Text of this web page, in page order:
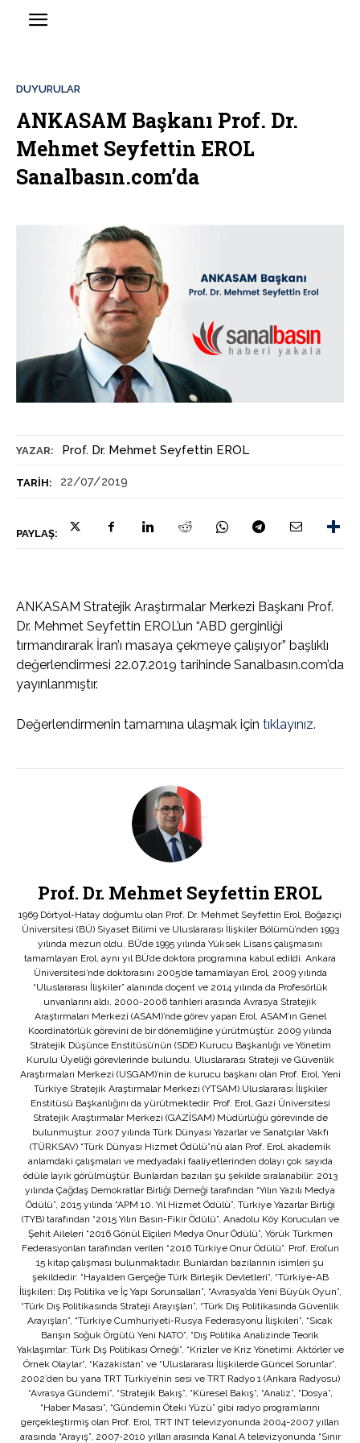
YAZAR: Prof. Dr. Mehmet Seyfettin EROL
TARIH: 22/07/2019
PAYLAŞ:
DUYURULAR
ANKASAM Başkanı Prof. Dr.
Mehmet Seyfettin EROL
Sanalbasın.com’da
ANKASAM Stratejik Araştırmalar Merkezi Başkanı Prof.
Dr. Mehmet Seyfettin EROL’un “ABD gerginliği
tırmandırarak İran’ı masaya çekmeye çalışıyor” başlıklı
değerlendirmesi 22.07.2019 tarihinde Sanalbasın.com’da
yayınlanmıştır.
Değerlendirmenin tamamına ulaşmak için tıklayınız.
Prof. Dr. Mehmet Seyfettin EROL
1969 Dörtyol-Hatay doğumlu olan Prof. Dr. Mehmet Seyfettin Erol, Boğaziçi
Üniversitesi (BÜ) Siyaset Bilimi ve Uluslararası İlişkiler Bölümü’nden 1993
yılında mezun oldu. BÜ’de 1995 yılında Yüksek Lisans çalışmasını
tamamlayan Erol, aynı yıl BÜ’de doktora programına kabul edildi. Ankara
Üniversitesi’nde doktorasını 2005’de tamamlayan Erol, 2009 yılında
“Uluslararası İlişkiler” alanında doçent ve 2014 yılında da Profesörlük
unvanlarını aldı. 2000-2006 tarihleri arasında Avrasya Stratejik
Araştırmaları Merkezi (ASAM)’nde görev yapan Erol, ASAM’ın Genel
Koordinatörlük görevini de bir dönemliğine yürütmüştür. 2009 yılında
Stratejik Düşünce Enstitüsü’nün (SDE) Kurucu Başkanlığı ve Yönetim
Kurulu Üyeliği görevlerinde bulundu. Uluslararası Strateji ve Güvenlik
Araştırmaları Merkezi (USGAM)’nin de kurucu başkanı olan Prof. Erol, Yeni
Türkiye Stratejik Araştırmalar Merkezi (YTSAM) Uluslararası İlişkiler
Enstitüsü Başkanlığını da yürütmektedir. Prof. Erol, Gazi Üniversitesi
Stratejik Araştırmalar Merkezi (GAZİSAM) Müdürlüğü görevinde de
bulunmuştur. 2007 yılında Türk Dünyası Yazarlar ve Sanatçılar Vakfı
(TÜRKSAV) “Türk Dünyası Hizmet Ödülü”nü alan Prof. Erol, akademik
anlamdaki çalışmaları ve medyadaki faaliyetlerinden dolayı çok sayıda
ödüle layık görülmüştür. Bunlardan bazıları şu şekilde sıralanabilir: 2013
yılında Çağdaş Demokratlar Birliği Derneği tarafından “Yılın Yazılı Medya
Ödülü”, 2015 yılında “APM 10. Yıl Hizmet Ödülü”, Türkiye Yazarlar Birliği
(TYB) tarafından “2015 Yılın Basın-Fikir Ödülü”, Anadolu Köy Korucuları ve
Şehit Aileleri “2016 Gönül Elçileri Medya Onur Ödülü”, Yörük Türkmen
Federasyonları tarafından verilen “2016 Türkiye Onur Ödülü”. Prof. Erol’un
15 kitap çalışması bulunmaktadır. Bunlardan bazılarının isimleri şu
şekildedir: “Hayalden Gerçeğe Türk Birleşik Devletleri”, “Türkiye-AB
İlişkileri: Dış Politika ve İç Yapı Sorunsalları”, “Avrasya’da Yeni Büyük Oyun”,
“Türk Dış Politikasında Strateji Arayışları”, “Türk Dış Politikasında Güvenlik
Arayışları”, “Türkiye Cumhuriyeti-Rusya Federasyonu İlişkileri”, “Sıcak
Barışın Soğuk Örgütü Yeni NATO”, “Dış Politika Analizinde Teorik
Yaklaşımlar: Türk Dış Politikası Örneği”, “Krizler ve Kriz Yönetimi: Aktörler ve
Örnek Olaylar”, “Kazakistan” ve “Uluslararası İlişkilerde Güncel Sorunlar”.
2002’den bu yana TRT Türkiye’nin sesi ve TRT Radyo 1 (Ankara Radyosu)
“Avrasya Gündemi”, “Stratejik Bakış”, “Küresel Bakış”, “Analiz”, “Dosya”,
“Haber Masası”, “Gündemin Öteki Yüzü” gibi radyo programlarını
gerçekleştirmiş olan Prof. Erol, TRT INT televizyonunda 2004-2007 yılları
arasında “Arayış”, 2007-2010 yılları arasında Kanal A televizyonunda “Sınır